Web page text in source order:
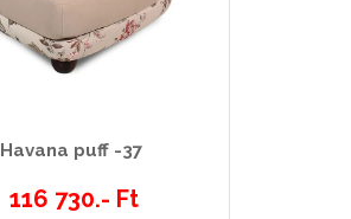
Havana puff -37
116 730.- Ft